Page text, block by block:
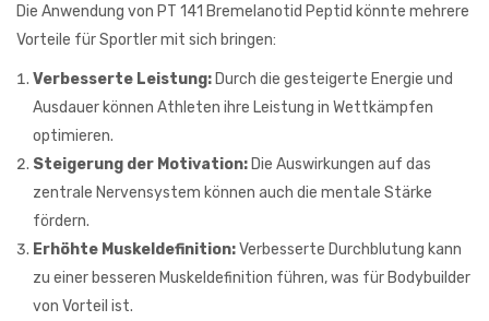
Die Anwendung von PT 141 Bremelanotid Peptid könnte mehrere
Vorteile für Sportler mit sich bringen:
Verbesserte Leistung: Durch die gesteigerte Energie und
Ausdauer können Athleten ihre Leistung in Wettkämpfen
optimieren.
Steigerung der Motivation: Die Auswirkungen auf das
zentrale Nervensystem können auch die mentale Stärke
fördern.
Erhöhte Muskeldefinition:Verbesserte Durchblutung kann
zu einer besseren Muskeldefinition führen, was für Bodybuilder
von Vorteil ist.